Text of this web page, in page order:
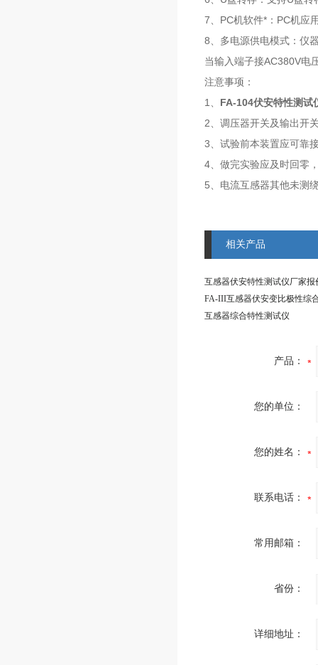
7、PC机软件*：PC机应
8、多电源供电模式：仪
当输入端子接AC380V电
注意事项：
1、 FA-104伏安特性测试
2、调压器开关及输出开
3、试验前本装置应可靠
4、做完实验应及时回零
5、电流互感器其他未测
相关产品
互感器伏安特性测试仪厂家报
FA-III互感器伏安变比极性综
互感器综合特性测试仪
产品：
您的单位：
您的姓名：
联系电话：
常用邮箱：
省份：
详细地址：